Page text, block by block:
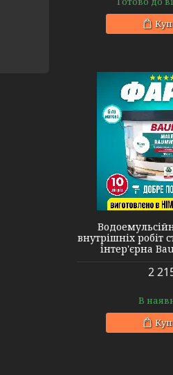
внутрішніх робіт
інтер'єрна
2
В